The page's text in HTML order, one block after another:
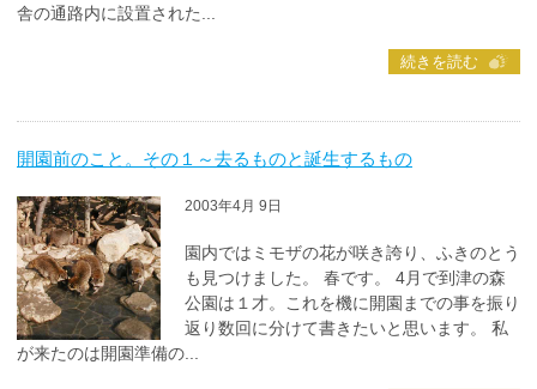
舎の通路内に設置された...
続きを読む
開園前のこと。その１～去るものと誕生するもの
2003年4月 9日
園内ではミモザの花が咲き誇り、ふきのとう
も見つけました。 春です。 4月で到津の森
公園は１才。これを機に開園までの事を振り
返り数回に分けて書きたいと思います。 私
が来たのは開園準備の...